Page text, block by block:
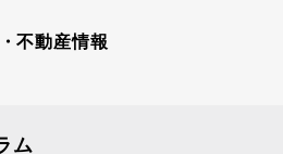
不動産情報
ム